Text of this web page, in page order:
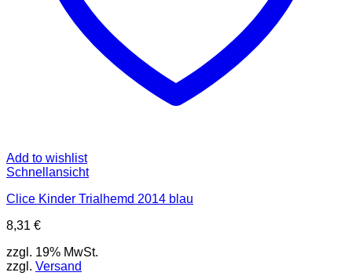
Add to wishlist
Schnellansicht
Clice Kinder Trialhemd 2014 blau
8,31 €
zzgl. 19% MwSt.
zzgl. Versand